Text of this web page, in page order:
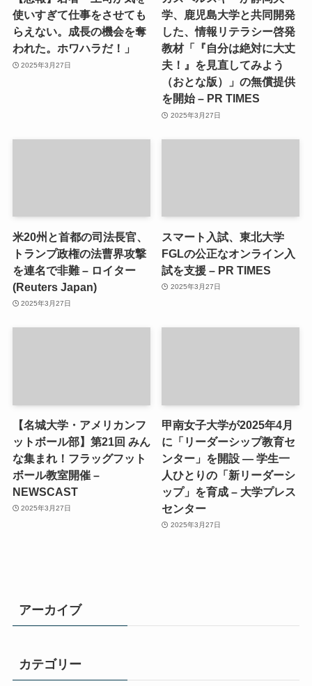
使いすぎて仕事をさせても
らえない。成長の機会を奪
われた。ホワハラだ！」
2025年3月27日
学、鹿児島大学と共同開発
した、情報リテラシー啓発
教材「『自分は絶対に大丈
夫！』を見直してみよう
（おとな版）」の無償提供
を開始 – PR TIMES
2025年3月27日
米20州と首都の司法長官、
トランプ政権の法曹界攻撃
を連名で非難 – ロイター
(Reuters Japan)
2025年3月27日
スマート入試、東北大学
FGLの公正なオンライン入
試を支援 – PR TIMES
2025年3月27日
【名城大学・アメリカンフ
ットボール部】第21回 みん
な集まれ！フラッグフット
ボール教室開催 –
NEWSCAST
2025年3月27日
甲南女子大学が2025年4月
に「リーダーシップ教育セ
ンター」を開設 ― 学生一
人ひとりの「新リーダーシ
ップ」を育成 – 大学プレス
センター
2025年3月27日
アーカイブ
カテゴリー